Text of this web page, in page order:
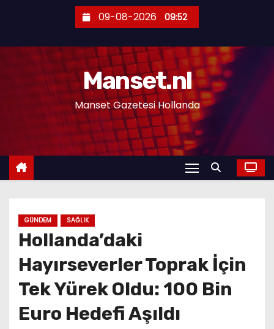
e
09-08-2026 09:52
Manset.nl
Manset Gazetesi Hollanda
GÜNDEM SAĞLIK
Hollanda’daki
Hayırseverler Toprak İçin
Tek Yürek Oldu: 100 Bin
Euro Hedefi Aşıldı